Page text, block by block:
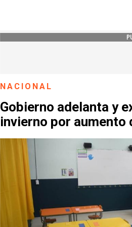
NACIONAL
Gobierno adelanta y
invierno por